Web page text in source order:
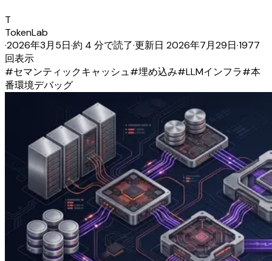
T
TokenLab
·2026年3月5日·約 4 分で読了·更新日 2026年7月29日·1977
回表示
#セマンティックキャッシュ#埋め込み#LLMインフラ#本
番環境デバッグ